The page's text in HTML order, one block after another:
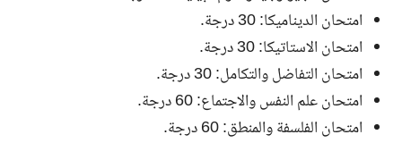
امتحان الديناميكا: 30 درجة.
امتحان الاستاتيكا: 30 درجة.
امتحان التفاضل والتكامل: 30 درجة.
امتحان علم النفس والاجتماع: 60 درجة.
امتحان الفلسفة والمنطق: 60 درجة.